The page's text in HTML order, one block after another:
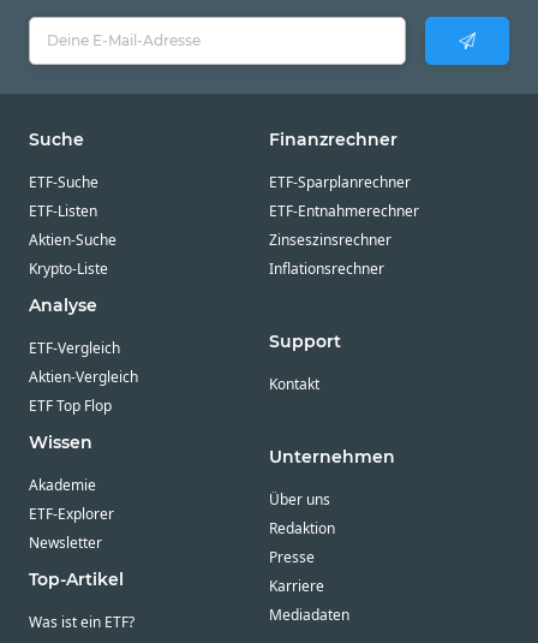
Suche
ETF-Suche
ETF-Listen
Aktien-Suche
Krypto-Liste
Analyse
ETF-Vergleich
Aktien-Vergleich
ETF Top Flop
Wissen
Akademie
ETF-Explorer
Newsletter
Top-Artikel
Was ist ein ETF?
Finanzrechner
ETF-Sparplanrechner
ETF-Entnahmerechner
Zinseszinsrechner
Inflationsrechner
Support
Kontakt
Unternehmen
Über uns
Redaktion
Presse
Karriere
Mediadaten